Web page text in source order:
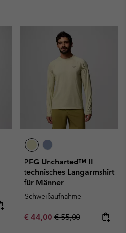
price:
price:
PFG Uncharted™ II
technisches Langarmshirt
für Männer
Schweißaufnahme
Sale price:
€ 44,00 Regular price:
€ 55,00